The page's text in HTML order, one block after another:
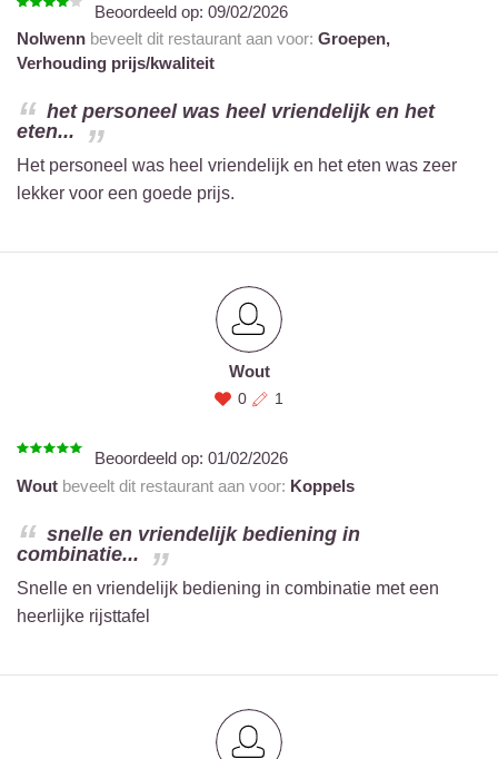
Beoordeeld op: 09/02/2026
Nolwenn beveelt dit restaurant aan voor: Groepen,
Verhouding prijs/kwaliteit
het personeel was heel vriendelijk en het
eten...
Het personeel was heel vriendelijk en het eten was zeer
lekker voor een goede prijs.
Wout
0 1
Beoordeeld op: 01/02/2026
Wout beveelt dit restaurant aan voor: Koppels
snelle en vriendelijk bediening in
combinatie...
Snelle en vriendelijk bediening in combinatie met een
heerlijke rijsttafel